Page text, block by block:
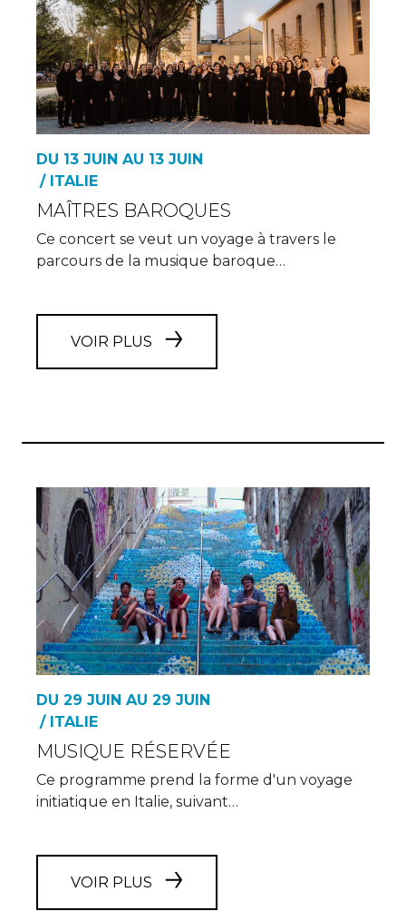
DU 13 JUIN AU 13 JUIN
/ ITALIE
MAÎTRES BAROQUES
Ce concert se veut un voyage à travers le
parcours de la musique baroque…
VOIR PLUS
DU 29 JUIN AU 29 JUIN
/ ITALIE
MUSIQUE RÉSERVÉE
Ce programme prend la forme d'un voyage
initiatique en Italie, suivant…
VOIR PLUS